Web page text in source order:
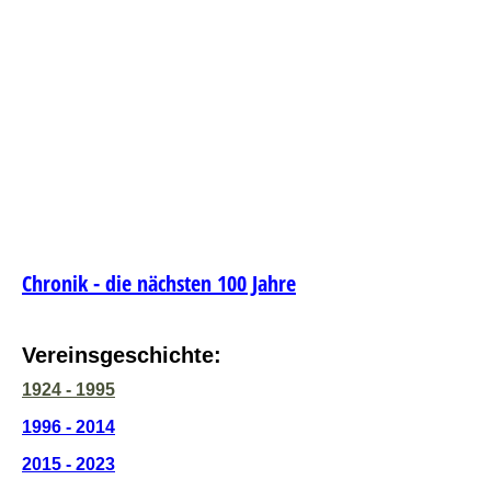
Chronik - die nächsten 100 Jahre
Vereinsgeschichte:
1924 - 1995
1996 - 2014
2015 - 2023